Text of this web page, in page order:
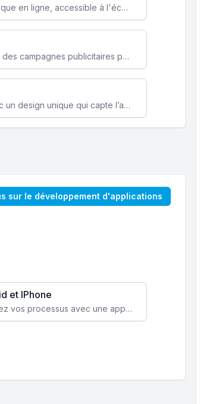
Transformez votre activité avec une boutique en ligne, accessible à l'échelle mondiale 24/7.
Attirez des clients ciblés rapidement avec des campagnes publicitaires payantes optimisées pour vos objectifs.
Renforcez l’identité de votre marque avec un design unique qui capte l’attention et engage vos clients.
sur le développement d'applications
et IPhone
Augmentez l’engagement client et simplifiez vos processus avec une application mobile sur mesure, disponible sur iOS et Android.